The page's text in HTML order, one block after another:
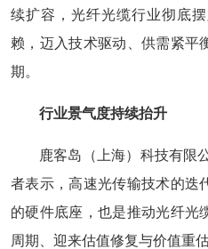
续扩容，光纤光缆行业彻底
赖，迈入技术驱动、供需紧平
期。
行业景气度持续抬升
鹿客岛（上海）科技有限
者表示，高速光传输技术的迭
的硬件底座，也是推动光纤光
周期、迎来估值修复与价值重